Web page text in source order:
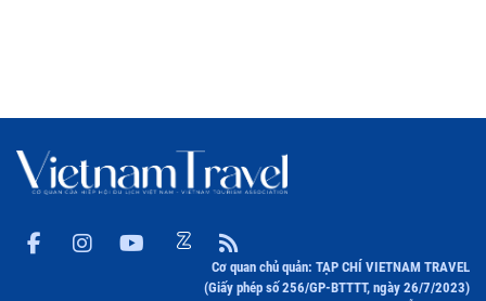
Cơ quan chủ quản: TẠP CHÍ VIETNAM TRAVEL
(Giấy phép số 256/GP-BTTTT, ngày 26/7/2023)